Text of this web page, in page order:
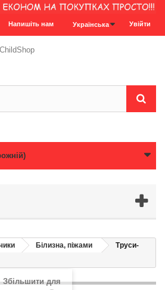
Увійти
Українська
Напишіть нам
Білизна, піжами
Труси-
Збільшити для